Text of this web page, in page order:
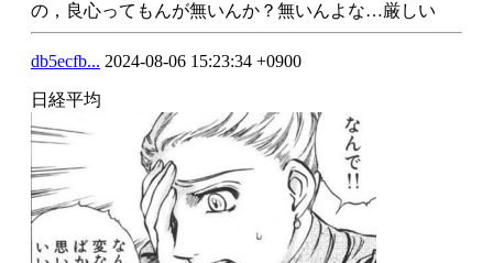
の，良心ってもんが無いんか？無いんよな…厳しい
db5ecfb... 2024-08-06 15:23:34 +0900
日経平均